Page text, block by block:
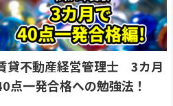
貸不動産経営管理士 3カ月
点一発合格への勉強法！